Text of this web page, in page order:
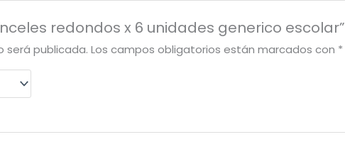
redondos x 6 unidades generico escolar”
será publicada. Los campos obligatorios están marcados con *